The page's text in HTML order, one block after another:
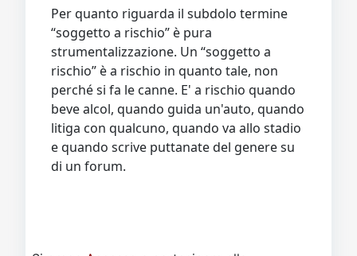
Per quanto riguarda il subdolo termine
“soggetto a rischio” è pura
strumentalizzazione. Un “soggetto a
rischio” è a rischio in quanto tale, non
perché si fa le canne. E' a rischio quando
beve alcol, quando guida un'auto, quando
litiga con qualcuno, quando va allo stadio
e quando scrive puttanate del genere su
di un forum.